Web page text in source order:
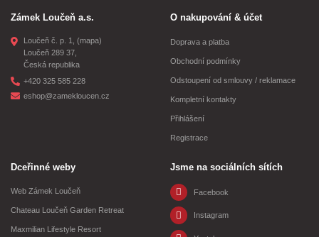
Zámek Loučeň a.s.
Loučeň č. p. 1, (mapa)
Loučeň 289 37,
Česká republika
+420 325 585 228
eshop@zamekloucen.cz
O nakupování & účet
Doprava a platba
Obchodní podmínky
Odstoupení od smlouvy / reklamace
Kompletní kontakty
Přihlášení
Registrace
Dceřinné weby
Web Zámek Loučeň
Chateau Loučeň Garden Retreat
Maxmilian Lifestyle Resort
Jsme na sociálních sítích
Facebook
Instagram